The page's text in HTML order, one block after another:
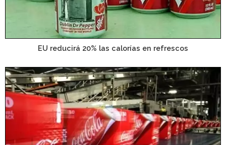
EU reducirá 20% las calorías en refrescos